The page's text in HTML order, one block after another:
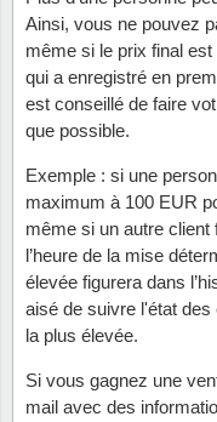
Ainsi, vous ne pouvez
même si le prix final
qui a enregistré en
est conseillé de faire
que possible.
Exemple : si une
maximum à 100 EUR
même si un autre
l’heure de la mise
élevée figurera dans
aisé de suivre l'état
la plus élevée.
Si vous gagnez une
mail avec des